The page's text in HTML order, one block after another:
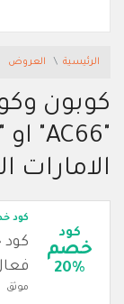
الرئيسية العروض
كوبون
الامارات
كود
خصم
20%
كود
كود
فعال 100% على جميع
موثق